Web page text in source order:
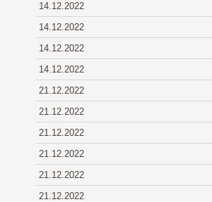
14.12.2022
14.12.2022
14.12.2022
14.12.2022
21.12.2022
21.12.2022
21.12.2022
21.12.2022
21.12.2022
21.12.2022